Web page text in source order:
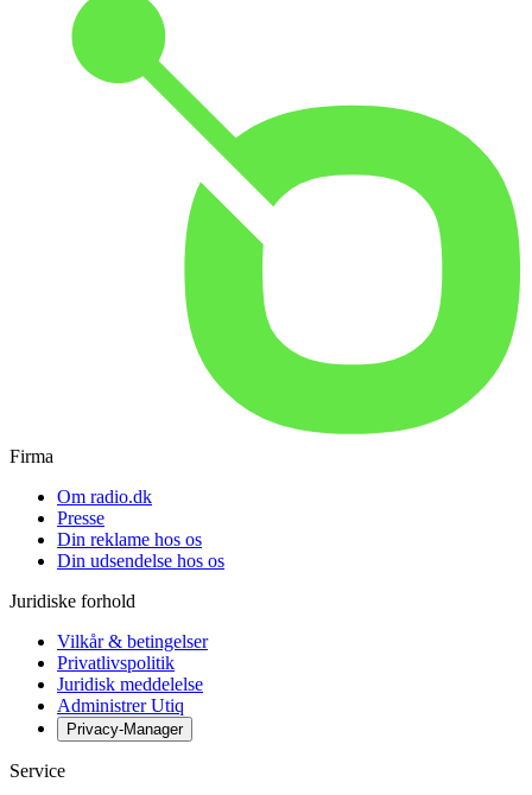
Firma
Om radio.dk
Presse
Din reklame hos os
Din udsendelse hos os
Juridiske forhold
Vilkår & betingelser
Privatlivspolitik
Juridisk meddelelse
Administrer Utiq
Privacy-Manager
Service